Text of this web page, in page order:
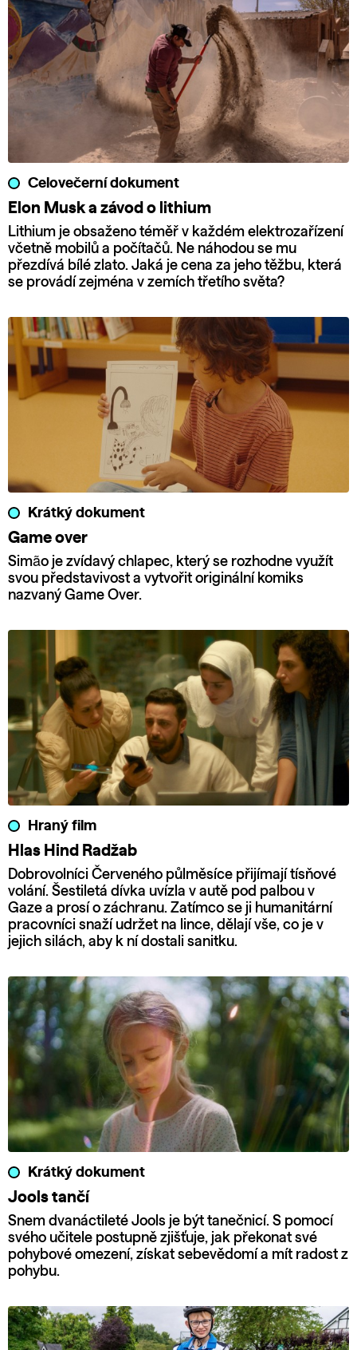
Celovečerní dokument
Elon Musk a závod o lithium
Lithium je obsaženo téměř v každém elektrozařízení
včetně mobilů a počítačů. Ne náhodou se mu
přezdívá bílé zlato. Jaká je cena za jeho těžbu, která
se provádí zejména v zemích třetího světa?
Krátký dokument
Game over
Simão je zvídavý chlapec, který se rozhodne využít
svou představivost a vytvořit originální komiks
nazvaný Game Over.
Hraný film
Hlas Hind Radžab
Dobrovolníci Červeného půlměsíce přijímají tísňové
volání. Šestiletá dívka uvízla v autě pod palbou v
Gaze a prosí o záchranu. Zatímco se ji humanitární
pracovníci snaží udržet na lince, dělají vše, co je v
jejich silách, aby k ní dostali sanitku.
Krátký dokument
Jools tančí
Snem dvanáctileté Jools je být tanečnicí. S pomocí
svého učitele postupně zjišťuje, jak překonat své
pohybové omezení, získat sebevědomí a mít radost z
pohybu.